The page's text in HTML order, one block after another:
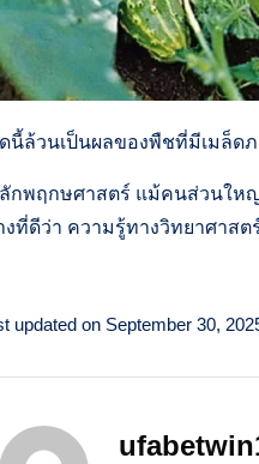
นี้ล้วนเป็นผลของพืชที่มีเมล็ดภ
กพฤกษศาสตร์ แม้คนส่วนใหญ่
งที่ดีว่า ความรู้ทางวิทยาศาสต
updated on September 30,